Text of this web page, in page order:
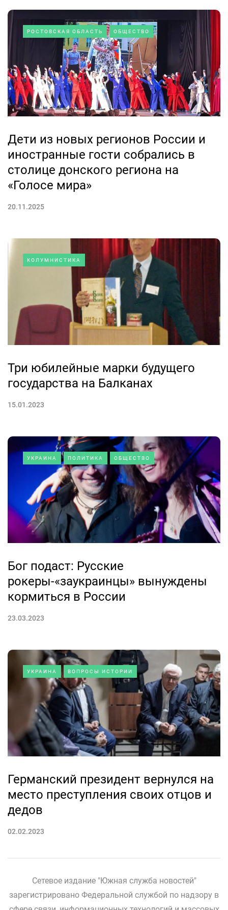
РОСТОВСКАЯ ОБЛАСТЬ ОБЩЕСТВО
Дети из новых регионов России и
иностранные гости собрались в
столице донского региона на
«Голосе мира»
20.11.2025
КОЛУМНИСТИКА
Три юбилейные марки будущего
государства на Балканах
15.01.2023
УКРАИНА ПОЛИТИКА ОБЩЕСТВО
Бог подаст: Русские
рокеры-«заукраинцы» вынуждены
кормиться в России
23.03.2023
УКРАИНА ВОПРОСЫ ИСТОРИИ
Германский президент вернулся на
место преступления своих отцов и
дедов
02.02.2023
Сетевое издание "Южная служба новостей"
зарегистрировано Федеральной службой по надзору в